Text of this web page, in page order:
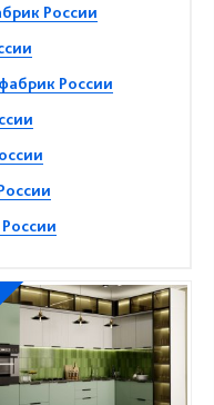
России
России